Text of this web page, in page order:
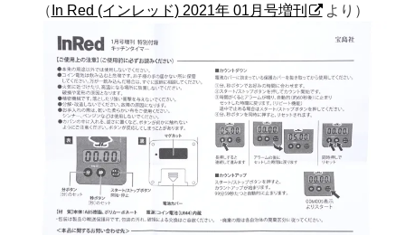
（In Red (インレッド) 2021年 01月号増刊 より）